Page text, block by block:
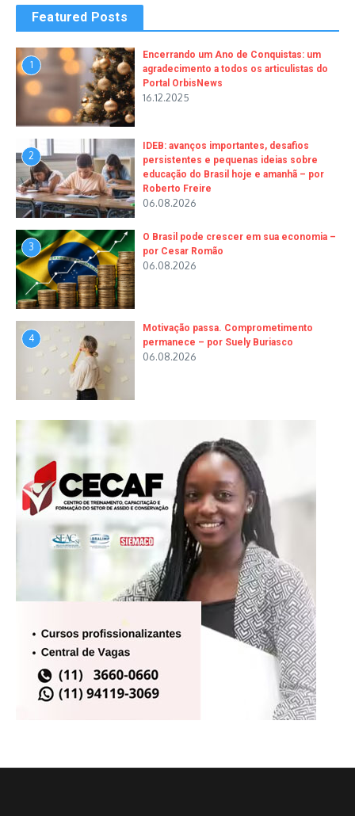
Featured Posts
1
Encerrando um Ano de Conquistas: um
agradecimento a todos os articulistas do
Portal OrbisNews
16.12.2025
2
IDEB: avanços importantes, desafios
persistentes e pequenas ideias sobre
educação do Brasil hoje e amanhã – por
Roberto Freire
06.08.2026
3
O Brasil pode crescer em sua economia –
por Cesar Romão
06.08.2026
4
Motivação passa. Comprometimento
permanece – por Suely Buriasco
06.08.2026